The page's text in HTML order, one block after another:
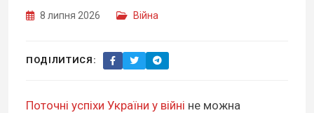
8 липня 2026 Війна
ПОДІЛИТИСЯ:
Поточні успіхи України у війні не можна